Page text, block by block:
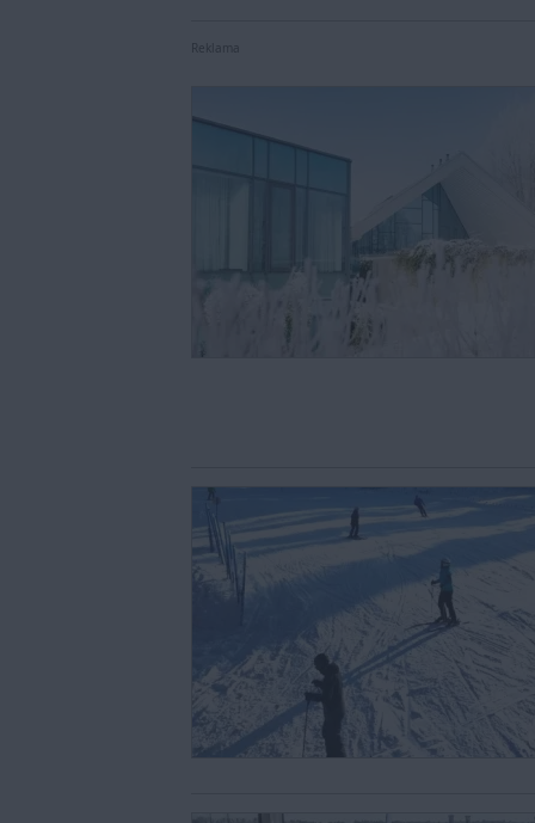
Reklama